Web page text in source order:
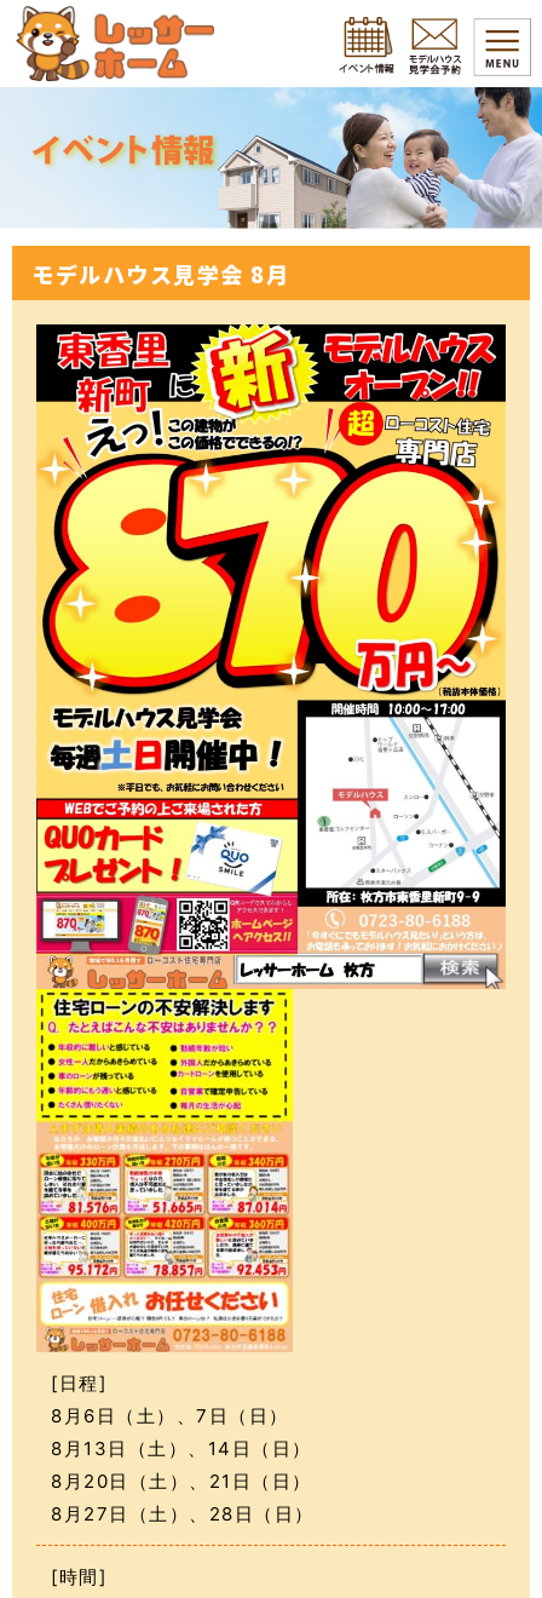
モデルハウス見学会 8月
[日程]
8月6日（土）、7日（日）
8月13日（土）、14日（日）
8月20日（土）、21日（日）
8月27日（土）、28日（日）
[時間]